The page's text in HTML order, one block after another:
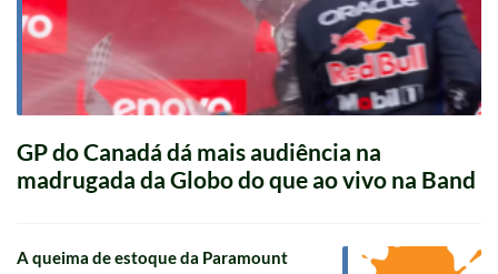
GP do Canadá dá mais audiência na
madrugada da Globo do que ao vivo na Band
A queima de estoque da Paramount